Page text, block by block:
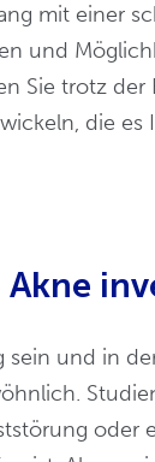
mit einer
und
Sie trotz
die
sein und in
oder